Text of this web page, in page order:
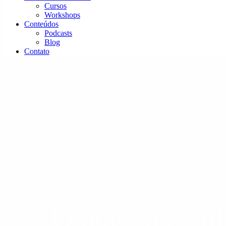
Cursos
Workshops
Conteúdos
Podcasts
Blog
Contato